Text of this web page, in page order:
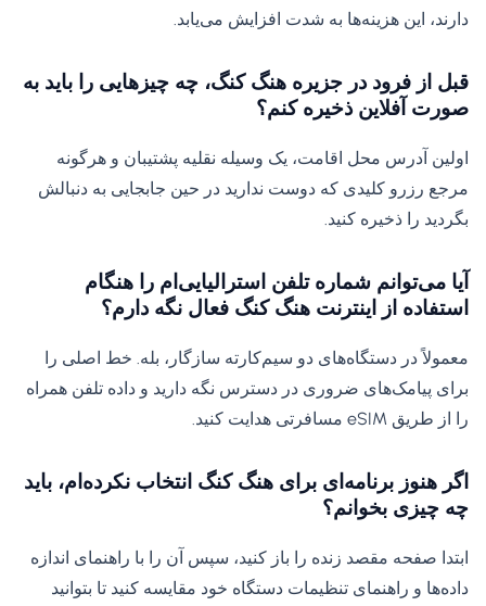
دارند، این هزینه‌ها به شدت افزایش می‌یابد.
قبل از فرود در جزیره هنگ کنگ، چه چیزهایی را باید به
صورت آفلاین ذخیره کنم؟
اولین آدرس محل اقامت، یک وسیله نقلیه پشتیبان و هرگونه
مرجع رزرو کلیدی که دوست ندارید در حین جابجایی به دنبالش
بگردید را ذخیره کنید.
آیا می‌توانم شماره تلفن استرالیایی‌ام را هنگام
استفاده از اینترنت هنگ کنگ فعال نگه دارم؟
معمولاً در دستگاه‌های دو سیم‌کارته سازگار، بله. خط اصلی را
برای پیامک‌های ضروری در دسترس نگه دارید و داده تلفن همراه
را از طریق eSIM مسافرتی هدایت کنید.
اگر هنوز برنامه‌ای برای هنگ کنگ انتخاب نکرده‌ام، باید
چه چیزی بخوانم؟
ابتدا صفحه مقصد زنده را باز کنید، سپس آن را با راهنمای اندازه
داده‌ها و راهنمای تنظیمات دستگاه خود مقایسه کنید تا بتوانید